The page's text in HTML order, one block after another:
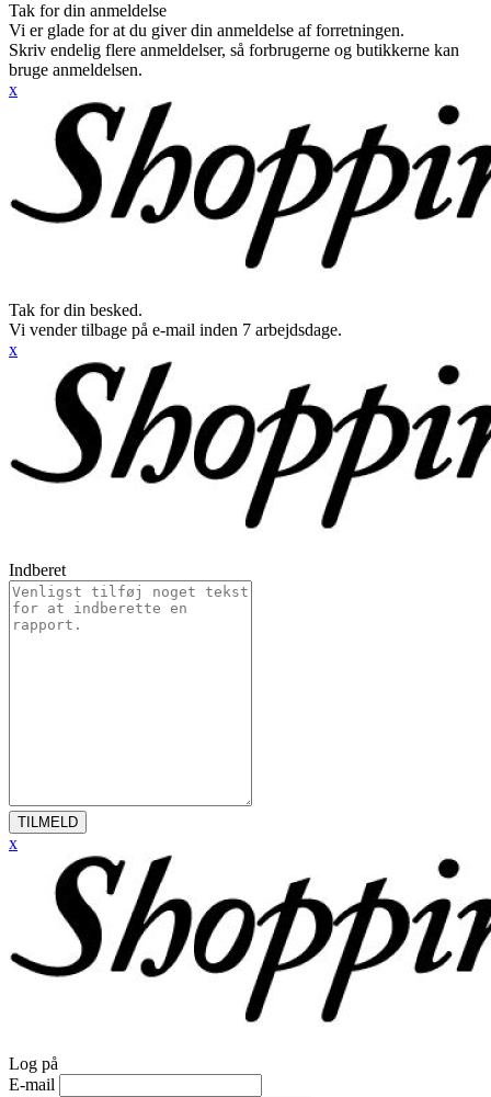
Tak for din anmeldelse
Vi er glade for at du giver din anmeldelse af forretningen.
Skriv endelig flere anmeldelser, så forbrugerne og butikkerne kan
bruge anmeldelsen.
x
Tak for din besked.
Vi vender tilbage på e-mail inden 7 arbejdsdage.
x
Indberet
TILMELD
x
Log på
E-mail